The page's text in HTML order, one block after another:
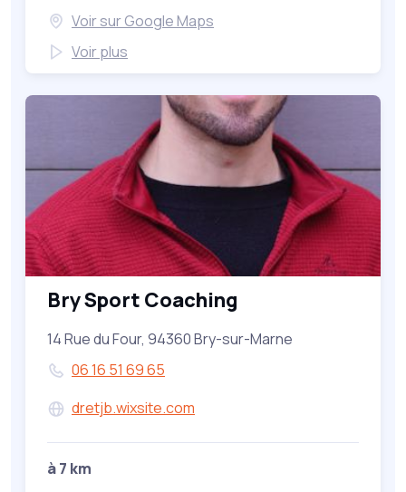
Voir sur Google Maps
Voir plus
Bry Sport Coaching
14 Rue du Four, 94360 Bry-sur-Marne
06 16 51 69 65
dretjb.wixsite.com
à 7 km